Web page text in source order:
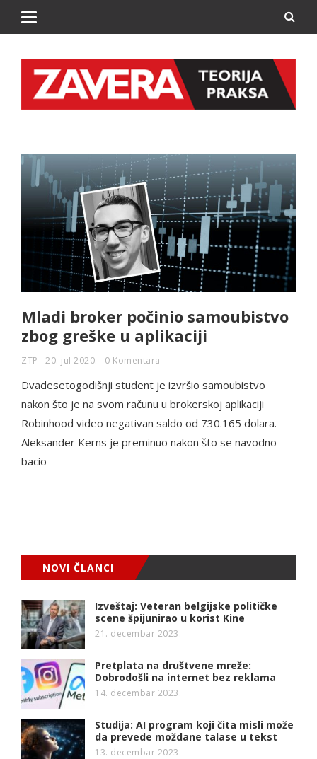
Mladi broker počinio samoubistvo
zbog greške u aplikaciji
ZTP 20. jul 2020. 0 Komentara
Dvadesetogodišnji student je izvršio samoubistvo
nakon što je na svom računu u brokerskoj aplikaciji
Robinhood video negativan saldo od 730.165 dolara.
Aleksander Kerns je preminuo nakon što se navodno
bacio
NOVI ČLANCI
Izveštaj: Veteran belgijske političke
scene špijunirao u korist Kine
21. decembar 2023.
Pretplata na društvene mreže:
Dobrodošli na internet bez reklama
14. decembar 2023.
Studija: AI program koji čita misli može
da prevede moždane talase u tekst
13. decembar 2023.